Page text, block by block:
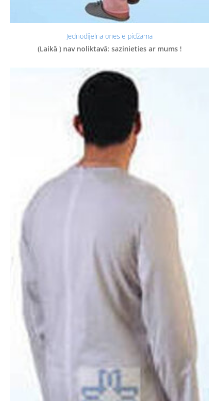
Jednodijelna onesie pidžama
(Laikā ) nav noliktavā: sazinieties ar mums !